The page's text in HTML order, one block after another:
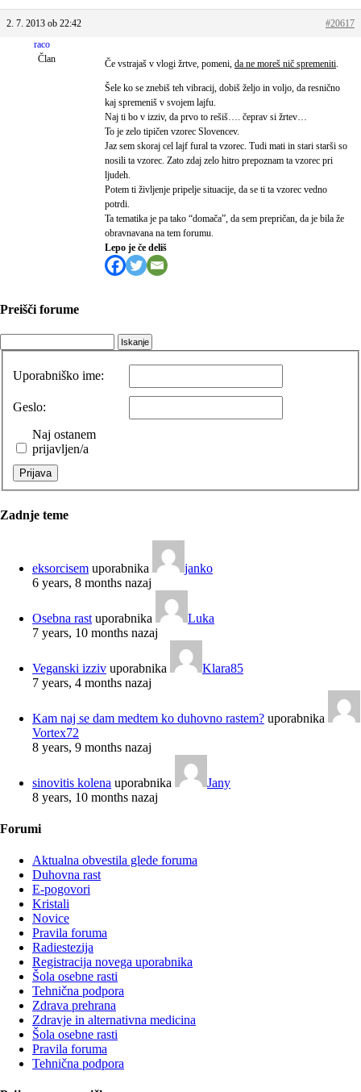
2. 7. 2013 ob 22:42
#20617
raco
Član
Če vstrajaš v vlogi žrtve, pomeni, da ne moreš nič spremeniti.
Šele ko se znebiš teh vibracij, dobiš željo in voljo, da resnično
kaj spremeniš v svojem lajfu.
Naj ti bo v izziv, da prvo to rešiš…. čeprav si žrtev…
To je zelo tipičen vzorec Slovencev.
Jaz sem skoraj cel lajf fural ta vzorec. Tudi mati in stari starši so
nosili ta vzorec. Zato zdaj zelo hitro prepoznam ta vzorec pri
ljudeh.
Potem ti življenje pripelje situacije, da se ti ta vzorec vedno
potrdi.
Ta tematika je pa tako “domača”, da sem prepričan, da je bila že
obravnavana na tem forumu.
Lepo je če deliš
Preišči forume
Uporabniško ime:
Geslo:
Naj ostanem
prijavljen/a
Prijava
Zadnje teme
eksorcisem uporabnika
janko
6 years, 8 months nazaj
Osebna rast uporabnika
Luka
7 years, 10 months nazaj
Veganski izziv uporabnika
Klara85
7 years, 4 months nazaj
Kam naj se dam medtem ko duhovno rastem? uporabnika
Vortex72
8 years, 9 months nazaj
sinovitis kolena uporabnika
Jany
8 years, 10 months nazaj
Forumi
Aktualna obvestila glede foruma
Duhovna rast
E-pogovori
Kristali
Novice
Pravila foruma
Radiestezija
Registracija novega uporabnika
Šola osebne rasti
Tehnična podpora
Zdrava prehrana
Zdravje in alternativna medicina
Šola osebne rasti
Pravila foruma
Tehnična podpora